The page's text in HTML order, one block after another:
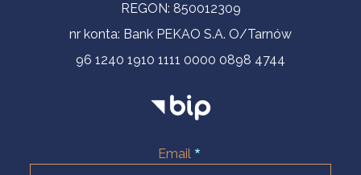
REGON: 850012309
nr konta: Bank PEKAO S.A. O/Tarnów
96 1240 1910 1111 0000 0898 4744
Email